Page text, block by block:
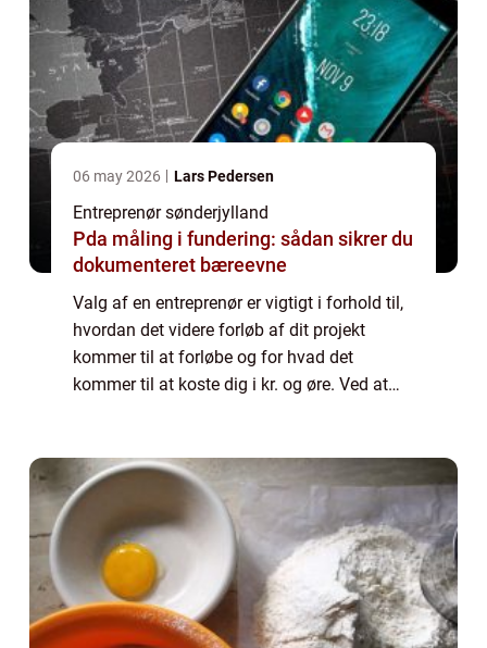
06 may 2026 Lars Pedersen
Entreprenør sønderjylland
Pda måling i fundering: sådan sikrer du
dokumenteret bæreevne
Valg af en entreprenør er vigtigt i forhold til,
hvordan det videre forløb af dit projekt
kommer til at forløbe og for hvad det
kommer til at koste dig i kr. og øre. Ved at